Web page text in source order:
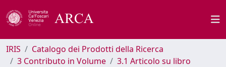
IRIS
Catalogo dei Prodotti della Ricerca
3 Contributo in Volume
3.1 Articolo su libro